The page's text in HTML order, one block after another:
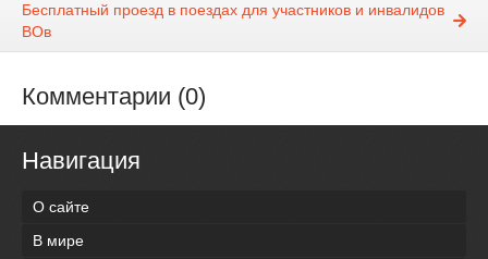
Бесплатный проезд в поездах для участников и инвалидов
ВОв
Комментарии (0)
Навигация
О сайте
В мире